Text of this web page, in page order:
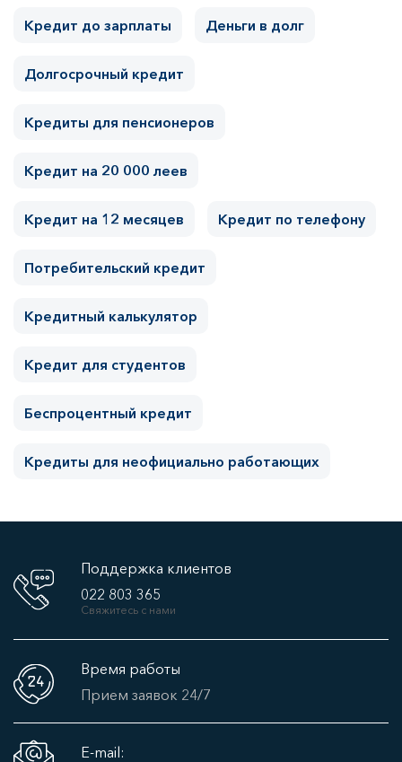
Кредит до зарплаты Деньги в долг
Долгосрочный кредит
Кредиты для пенсионеров
Кредит на 20 000 леев
Кредит на 12 месяцев Кредит по телефону
Потребительский кредит
Кредитный калькулятор
Кредит для студентов
Беспроцентный кредит
Кредиты для неофициально работающих
Поддержка клиентов
022 803 365
Свяжитесь с нами
Время работы
Прием заявок 24/7
E-mail: